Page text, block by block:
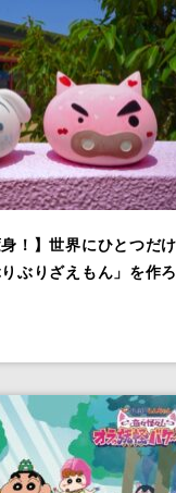
身！】世界にひとつだけ
ぶりざえもん」を作ろ